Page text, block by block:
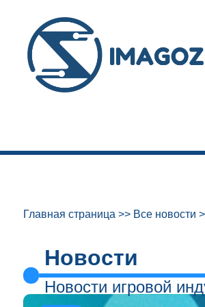
Главная страница >> Все новости
Новости
Новости игровой